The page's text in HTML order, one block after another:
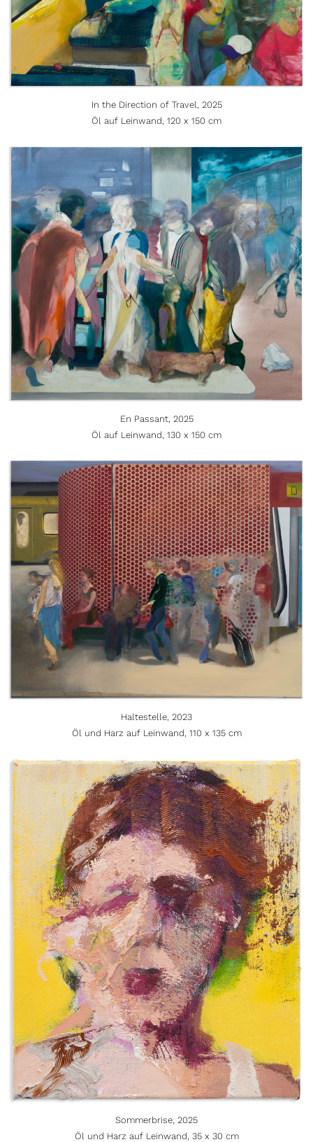
In the Direction of Travel, 2025
Öl auf Leinwand, 120 x 150 cm
En Passant, 2025
Öl auf Leinwand, 130 x 150 cm
Haltestelle, 2023
Öl und Harz auf Leinwand, 110 x 135 cm
Sommerbrise, 2025
Öl und Harz auf Leinwand, 35 x 30 cm